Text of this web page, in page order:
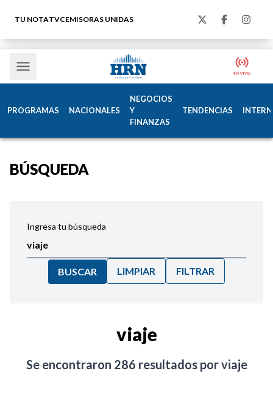
TU NOTATVCEMISORAS UNIDAS
PROGRAMAS NACIONALES
NEGOCIOS
Y
FINANZAS
TENDENCIAS
BÚSQUEDA
Ingresa tu búsqueda
BUSCAR LIMPIAR FILTRAR
viaje
Se encontraron 286 resultados porviaje